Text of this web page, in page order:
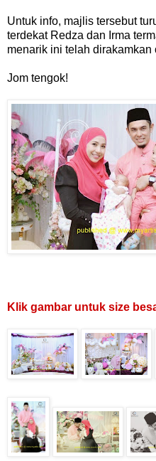
Untuk info, majlis tersebut
terdekat Redza dan Irma
menarik ini telah dirakamkan
Jom tengok!
Klik gambar untuk size